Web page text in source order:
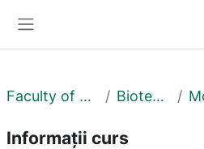
Faculty of Science and Technology Biotechnológiai Intézet
Informații curs